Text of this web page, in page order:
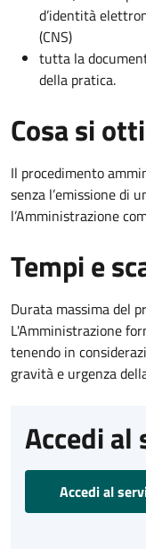
d’identità
(CNS)
tutta la
della pratica.
Cosa si
Il procedimento
senza l’emissione di
l’Amministrazione
Tempi e
Durata massima del
L'Amministrazione
tenendo in
gravità e urgenza
Accedi al
Accedi al